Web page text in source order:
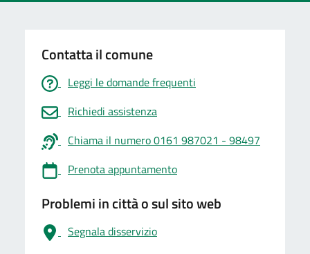
Contatta il comune
Leggi le domande frequenti
Richiedi assistenza
Chiama il numero 0161 987021 - 98497
Prenota appuntamento
Problemi in città o sul sito web
Segnala disservizio